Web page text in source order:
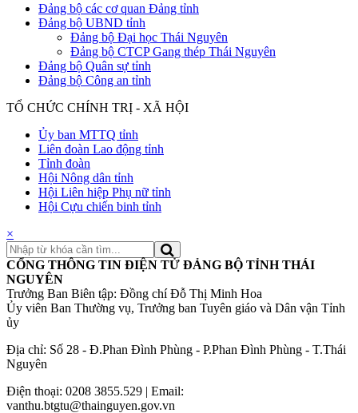
Đảng bộ các cơ quan Đảng tỉnh
Đảng bộ UBND tỉnh
Đảng bộ Đại học Thái Nguyên
Đảng bộ CTCP Gang thép Thái Nguyên
Đảng bộ Quân sự tỉnh
Đảng bộ Công an tỉnh
TỔ CHỨC CHÍNH TRỊ - XÃ HỘI
Ủy ban MTTQ tỉnh
Liên đoàn Lao động tỉnh
Tỉnh đoàn
Hội Nông dân tỉnh
Hội Liên hiệp Phụ nữ tỉnh
Hội Cựu chiến binh tỉnh
×
CỔNG THÔNG TIN ĐIỆN TỬ ĐẢNG BỘ TỈNH THÁI
NGUYÊN
Trưởng Ban Biên tập: Đồng chí Đỗ Thị Minh Hoa
Ủy viên Ban Thường vụ, Trưởng ban Tuyên giáo và Dân vận Tỉnh
ủy
Địa chỉ: Số 28 - Đ.Phan Đình Phùng - P.Phan Đình Phùng - T.Thái
Nguyên
Điện thoại: 0208 3855.529 | Email:
vanthu.btgtu@thainguyen.gov.vn